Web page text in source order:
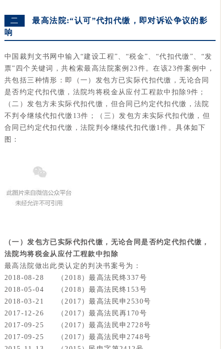
二
最高法院:“认可”代扣代缴，即对诉讼争议的影
响
中国裁判文书网中输入“建设工程”、“税金”、“代扣代缴”、“发
票”四个关键词，共检索最高法院案例23件。在该23件案例中，
共包括三种情形：即（一）发包方已实际代扣代缴，无论合同
是否约定代扣代缴，法院均将税金从应付工程款中扣除9件；
（二）发包方未实际代扣代缴，但合同已约定代扣代缴，法院
不判令继续代扣代缴13件；（三）发包方未实际代扣代缴，但
合同已约定代扣代缴，法院判令继续代扣代缴1件。具体如下
图：
（一）发包方已实际代扣代缴，无论合同是否约定代扣代缴，
法院均将税金从应付工程款中扣除
最高法院做出此类认定的判决书案号为：
2018-08-28 （2018）最高法民终337号
2018-05-04 （2018）最高法民终153号
2018-03-21 （2017）最高法民申2530号
2017-12-26 （2017）最高法民再170号
2017-09-25 （2017）最高法民申2728号
2017-09-25 （2017）最高法民申2748号